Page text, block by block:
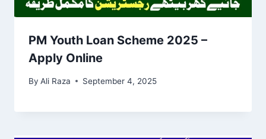
PM Youth Loan Scheme 2025 –
Apply Online
By Ali Raza September 4, 2025